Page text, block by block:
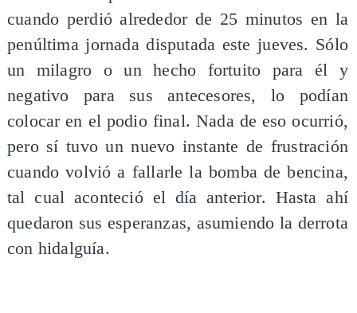
cuando perdió alrededor de 25 minutos en la
penúltima jornada disputada este jueves. Sólo
un milagro o un hecho fortuito para él y
negativo para sus antecesores, lo podían
colocar en el podio final. Nada de eso ocurrió,
pero sí tuvo un nuevo instante de frustración
cuando volvió a fallarle la bomba de bencina,
tal cual aconteció el día anterior. Hasta ahí
quedaron sus esperanzas, asumiendo la derrota
con hidalguía.